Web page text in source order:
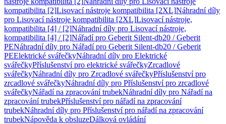
kompatibilita [2]Lisovací nástroje kompatibilita [2XL]Náhradní díly
pro Lisovací nástroje kompatibilita [2XL]Lisovací nástroje,
kompatibilita [4] / [2]Náhradní díly pro Lisovací nástroje,
kompatibilita [4] / [2]Nářadí pro Geberit Silent-db20 / Geberit
PENáhradní díly pro Nářadí pro Geberit Silent-db20 / Geberit
PEElektrické svářečkyNáhradní díly pro Elektrické
svářečkyPříslušenství pro elektrické svářečkyZrcadlové
svářečkyNáhradní díly pro Zrcadlové svářečkyPříslušenství pro
zrcadlové svářečkyNáhradní díly pro Příslušenství pro zrcadlové
svářečkyNářadí na zpracování trubekNáhradní díly pro Nářadí na
zpracování trubekPříslušenství pro nářadí na zpracování
trubekNáhradní díly pro Příslušenství pro nářadí na zpracování
trubekNápověda k obsluzeDálková ovládání